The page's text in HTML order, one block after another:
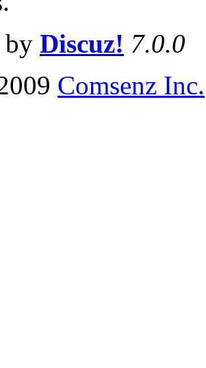
by Discuz! 7.0.0
Comsenz Inc.